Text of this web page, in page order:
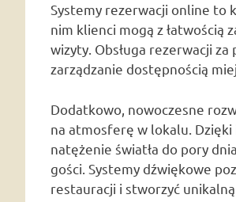
Systemy rezerwacji online to
nim klienci mogą z łatwością
wizyty. Obsługa rezerwacji
zarządzanie dostępnością
Dodatkowo, nowoczesne
na atmosferę w lokalu.
natężenie światła do pory
gości. Systemy dźwiękowe
restauracji i stworzyć